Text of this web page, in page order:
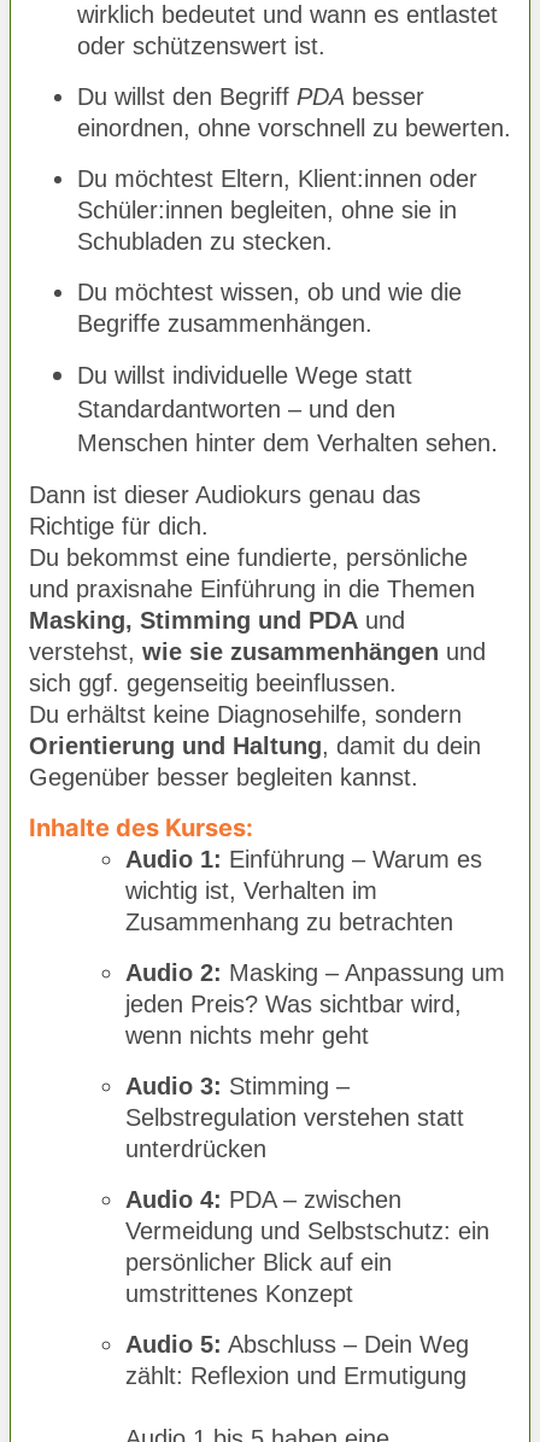
wirklich bedeutet und wann es entlastet
oder schützenswert ist.
Du willst den Begriff PDA besser
einordnen, ohne vorschnell zu bewerten.
Du möchtest Eltern, Klient:innen oder
Schüler:innen begleiten, ohne sie in
Schubladen zu stecken.
Du möchtest wissen, ob und wie die
Begriffe zusammenhängen.
Du willst individuelle Wege statt
Standardantworten – und den
Menschen hinter dem Verhalten sehen.
Dann ist dieser Audiokurs genau das
Richtige für dich.
Du bekommst eine fundierte, persönliche
und praxisnahe Einführung in die Themen
Masking, Stimming und PDA und
verstehst, wie sie zusammenhängen und
sich ggf. gegenseitig beeinflussen.
Du erhältst keine Diagnosehilfe, sondern
Orientierung und Haltung, damit du dein
Gegenüber besser begleiten kannst.
Inhalte des Kurses:
Audio 1: Einführung – Warum es
wichtig ist, Verhalten im
Zusammenhang zu betrachten
Audio 2: Masking – Anpassung um
jeden Preis? Was sichtbar wird,
wenn nichts mehr geht
Audio 3: Stimming –
Selbstregulation verstehen statt
unterdrücken
Audio 4: PDA – zwischen
Vermeidung und Selbstschutz: ein
persönlicher Blick auf ein
umstrittenes Konzept
Audio 5: Abschluss – Dein Weg
zählt: Reflexion und Ermutigung